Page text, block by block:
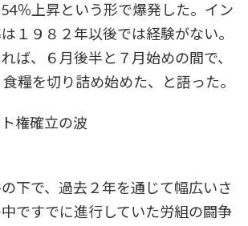
％上昇という形で爆発した。イン
１９８２年以後では経験がない。
ば、６月後半と７月始めの間で、
糧を切り詰め始めた、と語った。
権確立の波
下で、過去２年を通じて幅広いさ
ですでに進行していた労組の闘争